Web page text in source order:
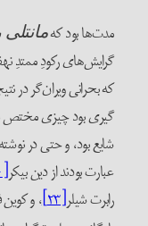
مدت‌ها بود کهمانتلی
گرایش‌های رکودِ ممتدِ
که بحرانی ویران‌گر
گیری بود چیزی مختص به
شایع بود، و حتی در
عبارت بودند از دین بیکر[۲۰]
رابرت شیلر[۲۳] ، و